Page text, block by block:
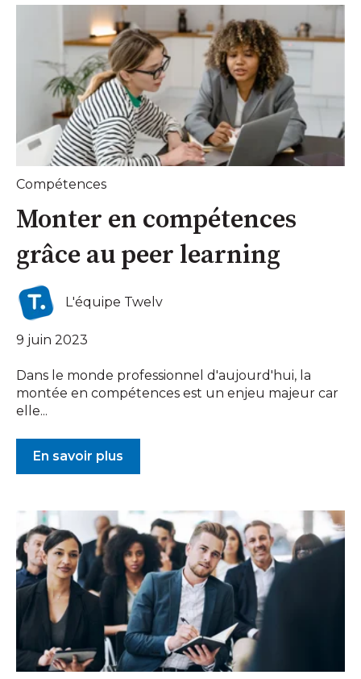
Compétences
Monter en compétences
grâce au peer learning
L'équipe Twelv
9 juin 2023
Dans le monde professionnel d'aujourd'hui, la
montée en compétences est un enjeu majeur car
elle...
En savoir plus